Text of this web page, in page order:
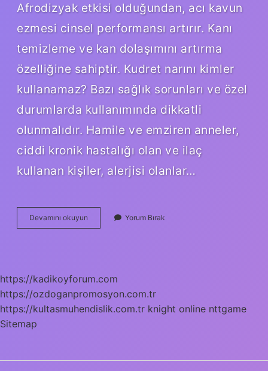
Afrodizyak etkisi olduğundan, acı kavun
ezmesi cinsel performansı artırır. Kanı
temizleme ve kan dolaşımını artırma
özelliğine sahiptir. Kudret narını kimler
kullanamaz? Bazı sağlık sorunları ve özel
durumlarda kullanımında dikkatli
olunmalıdır. Hamile ve emziren anneler,
ciddi kronik hastalığı olan ve ilaç
kullanan kişiler, alerjisi olanlar…
Devamını okuyun
Üzümü
Yorum Bırak
https://kadikoyforum.com
https://ozdoganpromosyon.com.tr
https://kultasmuhendislik.com.tr knight online nttgame
Sitemap